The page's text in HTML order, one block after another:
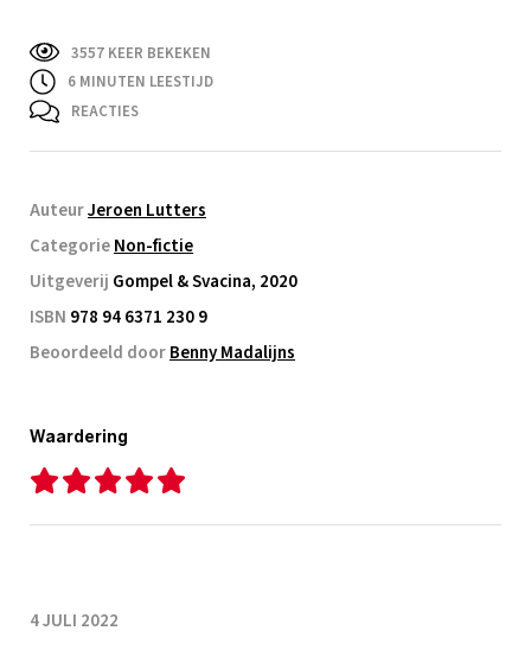
3557 KEER BEKEKEN
6 MINUTEN LEESTIJD
REACTIES
AuteurJeroen Lutters
CategorieNon-fictie
Uitgeverij Gompel & Svacina, 2020
ISBN 978 94 6371 230 9
Beoordeeld doorBenny Madalijns
Waardering
4 JULI 2022